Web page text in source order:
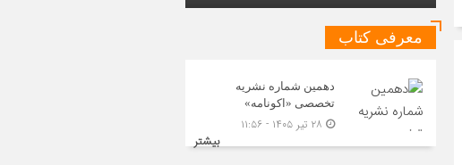
معرفی کتاب
دهمین شماره نشریه
تخصصی «اکونامه»
بیشتر